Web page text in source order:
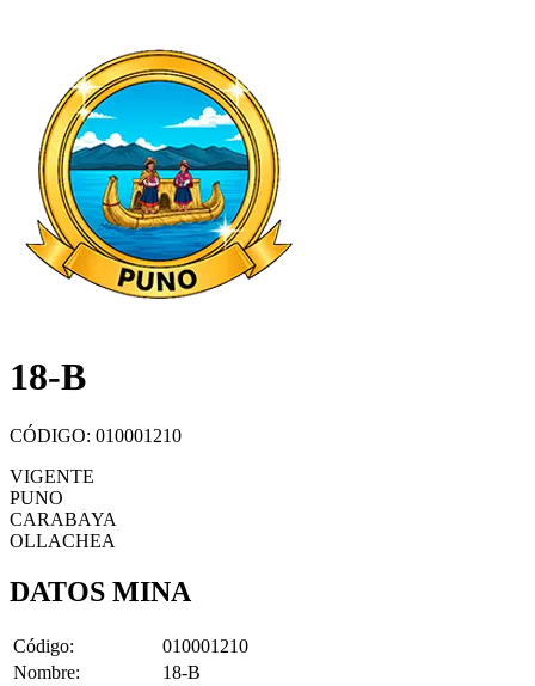
18-B
CÓDIGO: 010001210
VIGENTE
PUNO
CARABAYA
OLLACHEA
DATOS MINA
Código:
010001210
Nombre:
18-B